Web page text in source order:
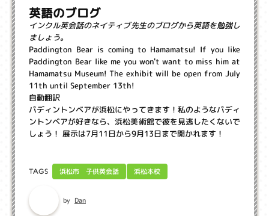
英語のブログ
インクル英会話のネイティブ先生のブログから英語を勉強し
ましょう。
Paddington Bear is coming to Hamamatsu! If you like
Paddington Bear like me you won't want to miss him at
Hamamatsu Museum! The exhibit will be open from July
11th until September 13th!
自動翻訳
パディントンベアが浜松にやってきます！私のようなパディ
ントンベアが好きなら、浜松美術館で彼を見逃したくないで
しょう！ 展示は7月11日から9月13日まで開かれます！
TAGS 浜松市 子供英会話 浜松本校
by Dan